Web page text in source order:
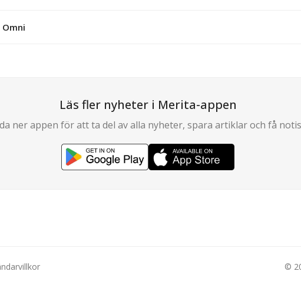
Läs fler nyheter i Merita-appen
ner appen för att ta del av alla nyheter, spara artiklar och få
©